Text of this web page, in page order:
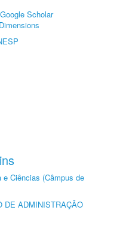
Google Scholar
Dimensions
Ciências (Câmpus de
DE ADMINISTRAÇÃO